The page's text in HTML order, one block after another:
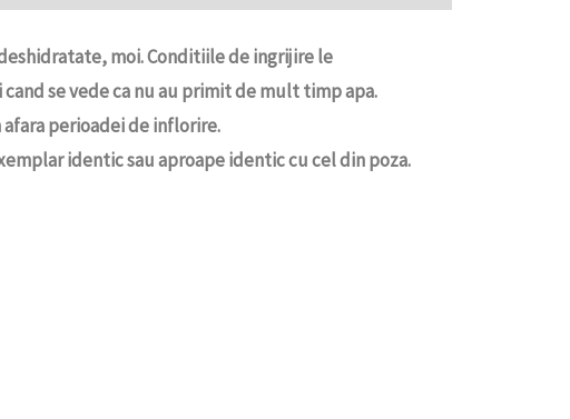
moi. Conditiile de ingrijire le
se vede ca nu au primit de mult timp apa.
perioadei de inflorire.
identic sau aproape identic cu cel din poza.